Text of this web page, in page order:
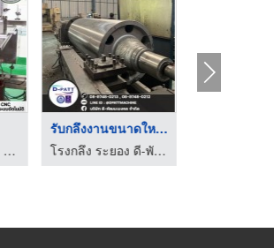
รับกลึงชิ้นงาน cnc ชลบุรี
รับกลึงงานขนาดใหญ่ ร ...
โรงกลึง ระยอง ดี-พัฒนะมงคล